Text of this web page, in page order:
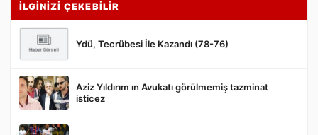
Gönder
İLGİNİZİ ÇEKEBİLİR
Ydü, Tecrübesi İle Kazandı (78-76)
Aziz Yıldırım ın Avukatı görülmemiş tazminat
isticez